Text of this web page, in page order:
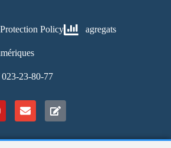
Policy agregats
23-80-77